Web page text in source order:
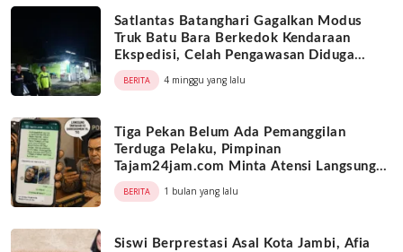
Satlantas Batanghari Gagalkan Modus
Truk Batu Bara Berkedok Kendaraan
Ekspedisi, Celah Pengawasan Diduga
Dimanfaatkan Oknum
BERITA 4 minggu yang lalu
Tiga Pekan Belum Ada Pemanggilan
Terduga Pelaku, Pimpinan
Tajam24jam.com Minta Atensi Langsung
Kapolda Jambi
BERITA 1 bulan yang lalu
Siswi Berprestasi Asal Kota Jambi, Afia